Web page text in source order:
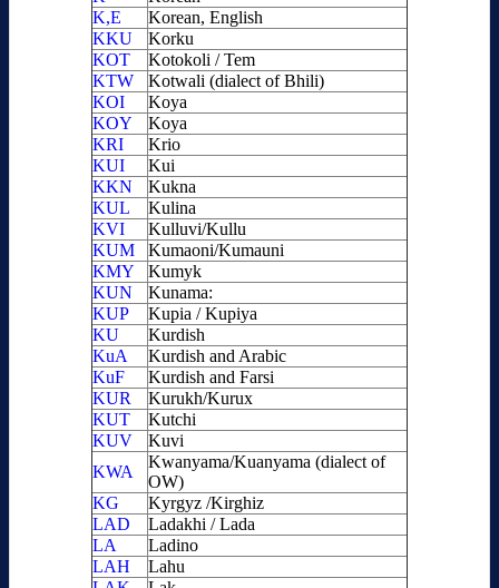
K,E
Korean, English
KKU
Korku
KOT
Kotokoli / Tem
KTW
Kotwali (dialect of Bhili)
KOI
Koya
KOY
Koya
KRI
Krio
KUI
Kui
KKN
Kukna
KUL
Kulina
KVI
Kulluvi/Kullu
KUM
Kumaoni/Kumauni
KMY
Kumyk
KUN
Kunama:
KUP
Kupia / Kupiya
KU
Kurdish
KuA
Kurdish and Arabic
KuF
Kurdish and Farsi
KUR
Kurukh/Kurux
KUT
Kutchi
KUV
Kuvi
KWA
Kwanyama/Kuanyama (dialect of
OW)
KG
Kyrgyz /Kirghiz
LAD
Ladakhi / Lada
LA
Ladino
LAH
Lahu